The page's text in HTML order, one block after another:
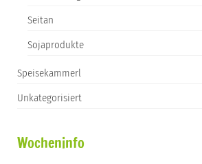
Seitan
Sojaprodukte
Speisekammerl
Unkategorisiert
Wocheninfo